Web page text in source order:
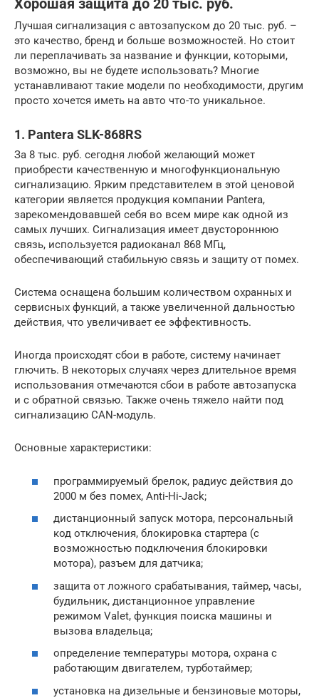
Хорошая защита до 20 тыс. руб.
Лучшая сигнализация с автозапуском до 20 тыс. руб. –
это качество, бренд и больше возможностей. Но стоит
ли переплачивать за название и функции, которыми,
возможно, вы не будете использовать? Многие
устанавливают такие модели по необходимости, другим
просто хочется иметь на авто что-то уникальное.
1. Pantera SLK-868RS
За 8 тыс. руб. сегодня любой желающий может
приобрести качественную и многофункциональную
сигнализацию. Ярким представителем в этой ценовой
категории является продукция компании Pantera,
зарекомендовавшей себя во всем мире как одной из
самых лучших. Сигнализация имеет двустороннюю
связь, используется радиоканал 868 МГц,
обеспечивающий стабильную связь и защиту от помех.
Система оснащена большим количеством охранных и
сервисных функций, а также увеличенной дальностью
действия, что увеличивает ее эффективность.
Иногда происходят сбои в работе, систему начинает
глючить. В некоторых случаях через длительное время
использования отмечаются сбои в работе автозапуска
и с обратной связью. Также очень тяжело найти под
сигнализацию CAN-модуль.
Основные характеристики:
программируемый брелок, радиус действия до
2000 м без помех, Anti-Hi-Jack;
дистанционный запуск мотора, персональный
код отключения, блокировка стартера (с
возможностью подключения блокировки
мотора), разъем для датчика;
защита от ложного срабатывания, таймер, часы,
будильник, дистанционное управление
режимом Valet, функция поиска машины и
вызова владельца;
определение температуры мотора, охрана с
работающим двигателем, турботаймер;
установка на дизельные и бензиновые моторы,